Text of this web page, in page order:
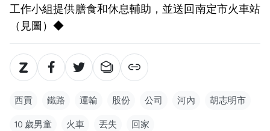
工作小組提供膳食和休息輔助，並送回南定市火車站
（見圖）◆
西貢 鐵路 運輸 股份 公司 河內 胡志明市
10 歲男童 火車 丟失 回家